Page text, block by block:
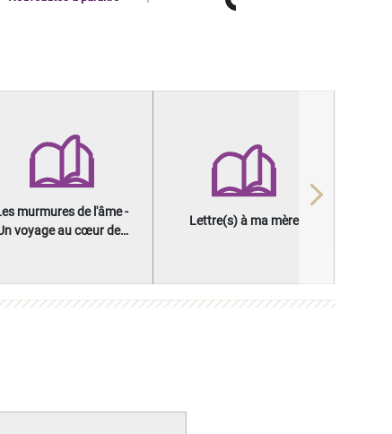
murmures de l'âme -
voyage au cœur des
Lettre(s) à ma mère
Next